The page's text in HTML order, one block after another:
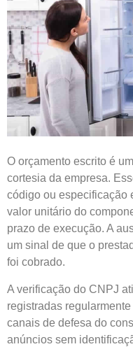
O orçamento escrito é
cortesia da empresa.
código ou especificação
valor unitário do
prazo de execução. A
um sinal de que o
foi cobrado.
A verificação do CNPJ
registradas
canais de defesa do
anúncios sem